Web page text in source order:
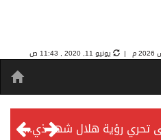
يونيو 11, 2020 , 11:43 ص
المحكمة العليا تدعو إلى تحري رؤية هلال شهر ذي الحجة مساء يوم الأحد الثلاثين من شهر ذي القعدة -حسب تقويم أم القرى- التاسع والعشرين حسب قرار المحكمة العليا